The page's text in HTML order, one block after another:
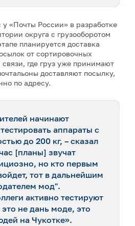
у «Почты России» в разработке
округа с грузооборотом
планируется доставка
от сортировочных
связи, где груз уже принимают
доставляют посылку,
по адресу.
начинают
аппараты с
до 200 кг, – сказал
[планы] звучат
но кто первым
тот в дальнейшим
мод".
активно тестируют
не дань моде, это
на Чукотке».